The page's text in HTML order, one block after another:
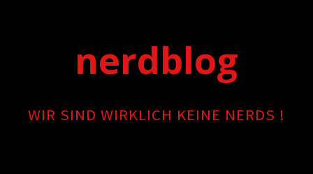
nerdblog
WIR SIND WIRKLICH KEINE NERDS !